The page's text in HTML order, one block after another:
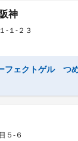
神
-１-２３
ェクトゲル つ
５-６